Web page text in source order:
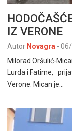
IZ VERONE
Autor Novagra -
Milorad Oršulić-
Lurda i Fatime,
Verone. Mican je…